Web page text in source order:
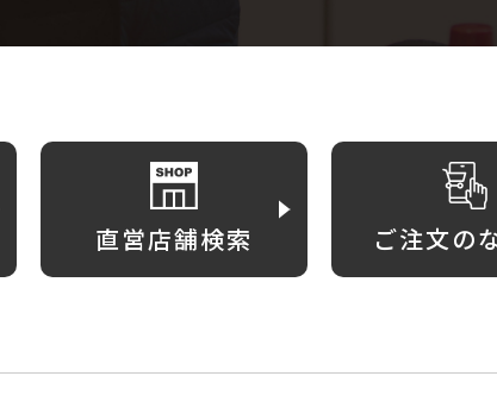
直営店舗検索 ご注文の